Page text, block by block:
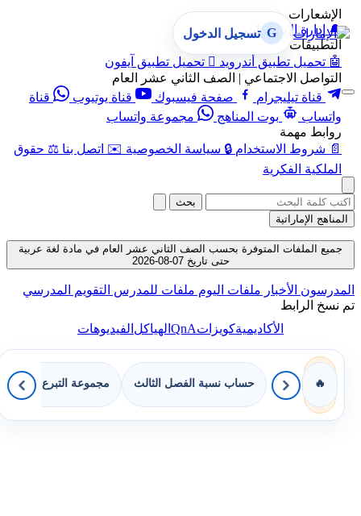
الإشعارات
🔔 إدارة الإشعارات
التطبيقات
🤖 تحميل تطبيق أندرويد  تحميل تطبيق آيفون
التواصل الاجتماعي | الصف الثاني عشر العام
قناة تيليجرام
صفحة فيسبوك قناة يوتيوب
قناة
واتساب
بوت المناهج
مجموعة واتساب
روابط مهمة
📄 شروط الاستخدام 🔒 سياسة الخصوصية ✉️ اتصل بنا ⚖️ حقوق
الملكية الفكرية
G تسجيل الدخول
بحث
المناهج الإماراتية
جميع الملفات المتوفرة بحسب الصف الثاني عشر العام في مادة لغة عربية
حتى تاريخ 07-08-2026
المدرسون الأخبار ملفات اليوم ملفات للمدرس التقويم المدرسي
تم نسخ الرابط
الأكاديميةكويزاتQnAالهياكلالفيديوهات
🔥 حساب نسبة الفصل الثالث مجموعة التبرع بالكتب